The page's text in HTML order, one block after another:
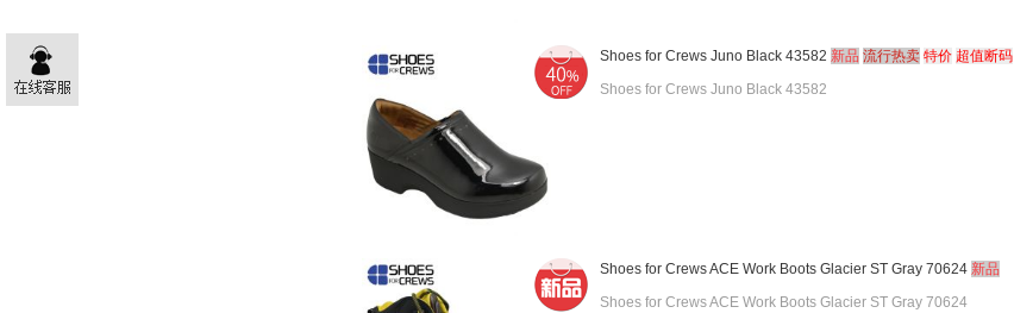
Shoes for Crews Juno Black 43582 新品 流行热卖 特价 超值断码
Shoes for Crews Juno Black 43582
Shoes for Crews ACE Work Boots Glacier ST Gray 70624 新品
Shoes for Crews ACE Work Boots Glacier ST Gray 70624